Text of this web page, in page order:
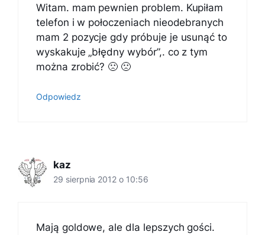
Witam. mam pewnien problem. Kupiłam
telefon i w połoczeniach nieodebranych
mam 2 pozycje gdy próbuje je usunąć to
wyskakuje „błędny wybór”,. co z tym
można zrobić? 🙁 🙁
Odpowiedz
kaz
29 sierpnia 2012 o 10:56
Mają goldowe, ale dla lepszych gości.